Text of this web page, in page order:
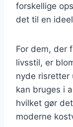
forskellige
det til en
For dem, der
livsstil, er
nyde risretter
kan bruges i
hvilket gør
moderne